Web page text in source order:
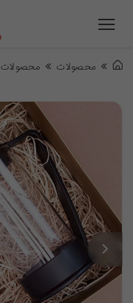
محصولات محصولات